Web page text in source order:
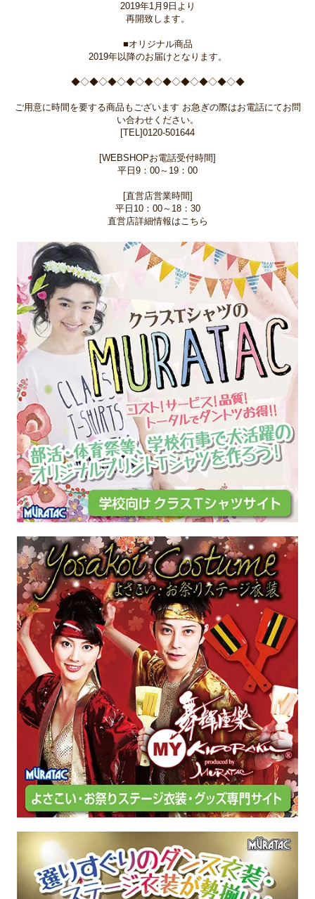
2019年1月9日より
再開致します。
■オリジナル商品
2019年以降のお届けとなります。
◆◇◆◇◆◇◆◇◆◇◆◇◆◇◆◇◆◇◆
ご用意に時間を要する商品もございます お急ぎの際はお電話にてお問
い合わせください。
[TEL]0120-501644
[WEBSHOPお電話受付時間]
平日9：00～19：00
[直営店営業時間]
平日10：00～18：30
直営店詳細情報はこちら